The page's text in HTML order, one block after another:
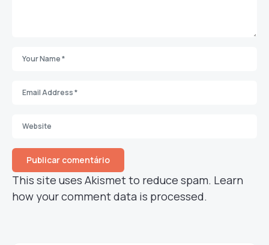
This site uses Akismet to reduce spam. Learn
how your comment data is processed.